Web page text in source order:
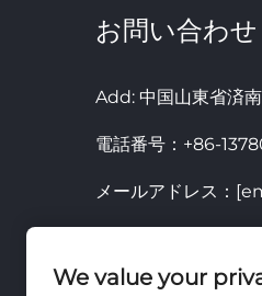
お問い合わせ
Add: 中国山東省済
電話番号： +86-
メールアドレス：
Copyright © 2026
TECHNOLOGY
We value your